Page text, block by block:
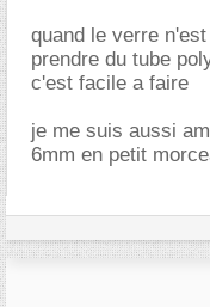
quand le verre
prendre du tube
c'est facile a faire
je me suis aussi
6mm en petit